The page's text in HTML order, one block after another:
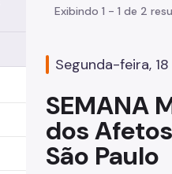
Exibindo 1 - 1 de 2
Segunda-feira,
SEMANA
dos
São Paulo